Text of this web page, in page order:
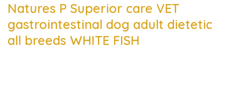
Natures P Superior care VET
gastrointestinal dog adult dietetic
all breeds WHITE FISH